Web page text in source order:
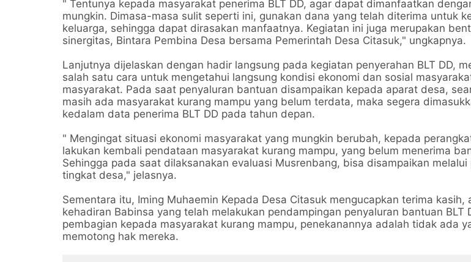
" Tentunya kepada masyarakat penerima BLT DD, agar dapat dimanfaatkan
mungkin. Dimasa-masa sulit seperti ini, gunakan dana yang telah diterima untuk
keluarga, sehingga dapat dirasakan manfaatnya. Kegiatan ini juga merupakan
sinergitas, Bintara Pembina Desa bersama Pemerintah Desa Citasuk," ungkapnya.
Lanjutnya dijelaskan dengan hadir langsung pada kegiatan penyerahan BLT DD,
salah satu cara untuk mengetahui langsung kondisi ekonomi dan sosial
masyarakat. Pada saat penyaluran bantuan disampaikan kepada aparat desa,
masih ada masyarakat kurang mampu yang belum terdata, maka segera
kedalam data penerima BLT DD pada tahun depan.
" Mengingat situasi ekonomi masyarakat yang mungkin berubah, kepada
lakukan kembali pendataan masyarakat kurang mampu, yang belum menerima
Sehingga pada saat dilaksanakan evaluasi Musrenbang, bisa disampaikan melalui
tingkat desa," jelasnya.
Sementara itu, Iming Muhaemin Kepada Desa Citasuk mengucapkan terima kasih,
kehadiran Babinsa yang telah melakukan pendampingan penyaluran bantuan BLT
pembagian kepada masyarakat kurang mampu, penekanannya adalah tidak ada
memotong hak mereka.